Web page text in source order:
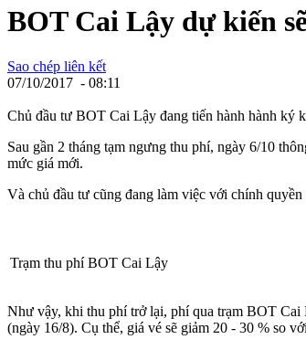
BOT Cai Lậy dự kiến
Sao chép liên kết
07/10/2017 - 08:11
Chủ đầu tư BOT Cai Lậy đang tiến hành hành ký
Sau gần 2 tháng tạm ngưng thu phí, ngày 6/10
mức giá mới.
Và chủ đầu tư cũng đang làm việc với chính
Trạm thu phí BOT Cai Lậy
Như vậy, khi thu phí trở lại, phí qua trạm BOT
(ngày 16/8). Cụ thể, giá vé sẽ giảm 20 - 30 % so